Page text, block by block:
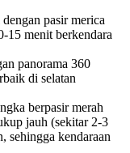
pasir merica
15 menit berkendara
panorama 360
di selatan
berpasir merah
jauh (sekitar 2-3
sehingga kendaraan